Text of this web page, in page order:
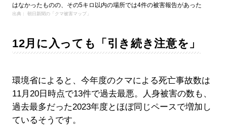
はなかったものの、その5キロ以内の場所では4件の被害報告があった
出典： 朝日新聞の「クマ被害マップ」
12月に入っても「引き続き注意を」
環境省によると、今年度のクマによる死亡事故数は
11月20日時点で13件で過去最悪。人身被害の数も、
過去最多だった2023年度とほぼ同じペースで増加し
ているそうです。